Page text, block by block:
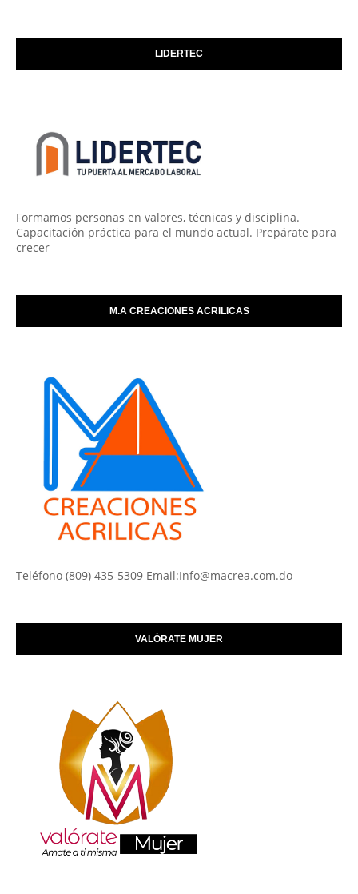
LIDERTEC
Formamos personas en valores, técnicas y disciplina.
Capacitación práctica para el mundo actual. Prepárate para
crecer
M.A CREACIONES ACRILICAS
Teléfono (809) 435-5309 Email:Info@macrea.com.do
VALÓRATE MUJER